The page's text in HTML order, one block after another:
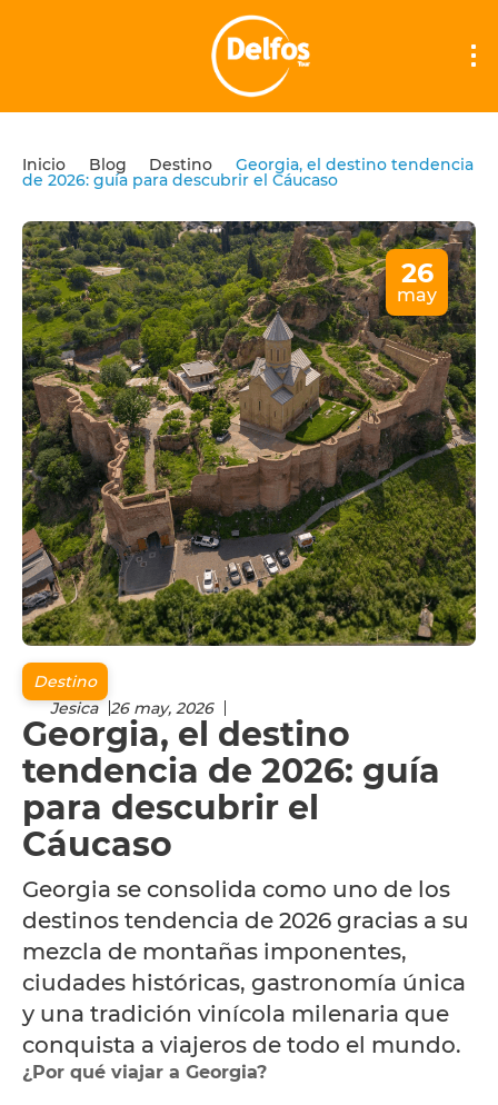
Inicio Blog Destino Georgia, el destino tendencia
de 2026: guía para descubrir el Cáucaso
26
may
Destino
Jesica
26 may, 2026
Georgia, el destino
tendencia de 2026: guía
para descubrir el
Cáucaso
Georgia se consolida como uno de los
destinos tendencia de 2026 gracias a su
mezcla de montañas imponentes,
ciudades históricas, gastronomía única
y una tradición vinícola milenaria que
conquista a viajeros de todo el mundo.
¿Por qué viajar a Georgia?